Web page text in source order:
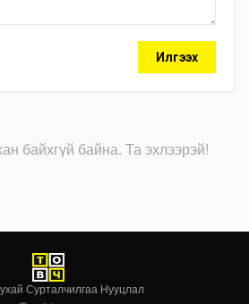
Илгээх
байхгүй байна. Та эхлээрэй!
·Сурталчилгаа·Нууцлал